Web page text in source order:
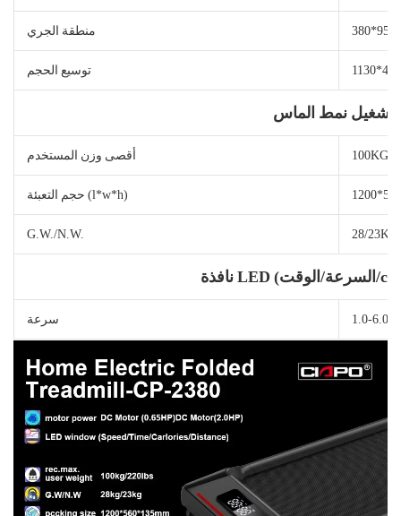
منطقة الجري
توسيع الحجم
تشغيل نمط الماس
أقصى وزن المستخدم 100KG/
حجم التعبئة (l*w*h)
G.W./N.W. 28/23KG
سرعة 1.0-